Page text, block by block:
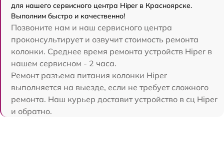
для нашего сервисного центра Hiper в Красноярске.
Выполним быстро и качественно!
Позвоните нам и наш сервисного центра
проконсультирует и озвучит стоимость ремонта
колонки. Среднее время ремонта устройств Hiper в
нашем сервисном - 2 часа.
Ремонт разъема питания колонки Hiper
выполняется на выезде, если не требует сложного
ремонта. Наш курьер доставит устройство в сц Hiper
и обратно.